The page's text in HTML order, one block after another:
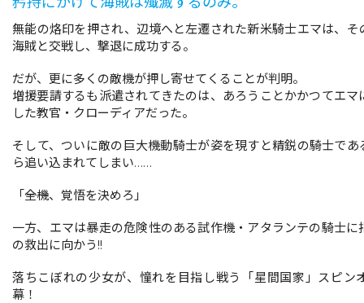
無能の烙印を押され、辺境へと左遷された新米騎士エマは、そ
海賊と交戦し、撃退に成功する。
だが、更に多くの敵機が押し寄せてくることが判明。
増援要請するも派遣されてきたのは、あろうことかかつてエマ
した教官・クローディアだった。
そして、ついに敵の巨大機動騎士が姿を現すと精鋭の騎士であ
ら追い込まれてしまい……
「――全機、覚悟を決めろ」
一方、エマは暴走の危険性のある試作機・アタランテの騎士に
の救出に向かう!!
落ちこぼれの少女が、憧れを目指し戦う「星間国家」スピン
幕！